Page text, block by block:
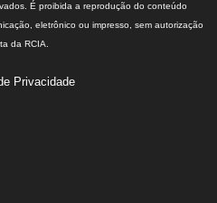
É proibida a reprodução do conteúdo
eletrônico ou impresso, sem autorização
da RCIA.
Privacidade